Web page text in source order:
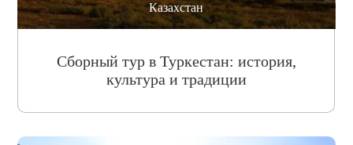
Казахстан
Сборный тур в Туркестан: история,
культура и традиции